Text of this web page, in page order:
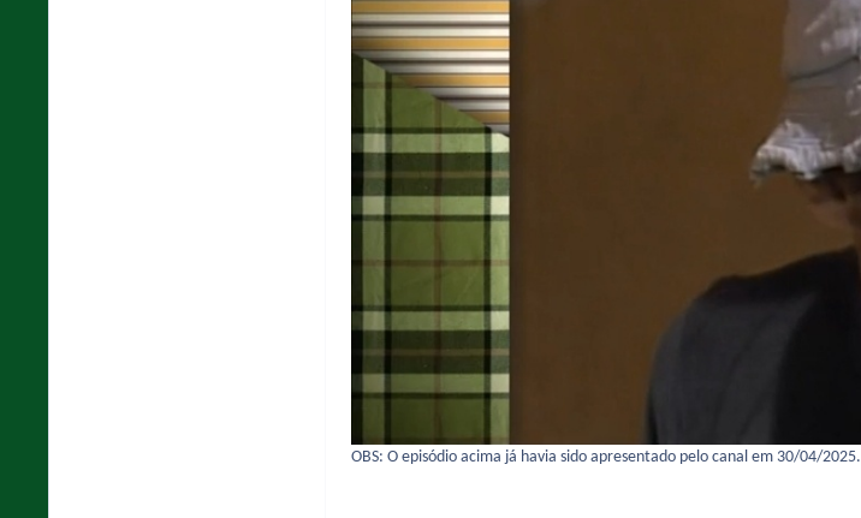
OBS: O episódio acima já havia sido apresentado pelo canal em 30/04/2025.